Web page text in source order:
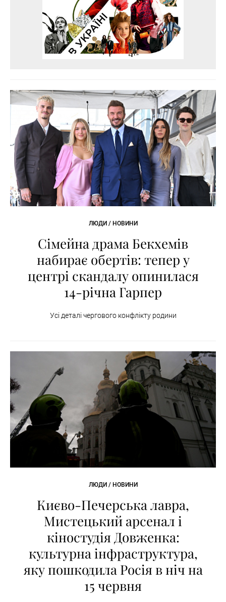
ЛЮДИ / НОВИНИ
Сімейна драма Бекхемів
набирає обертів: тепер у
центрі скандалу опинилася
14-річна Гарпер
Усі деталі чергового конфлікту родини
ЛЮДИ / НОВИНИ
Києво-Печерська лавра,
Мистецький арсенал і
кіностудія Довженка:
культурна інфраструктура,
яку пошкодила Росія в ніч на
15 червня